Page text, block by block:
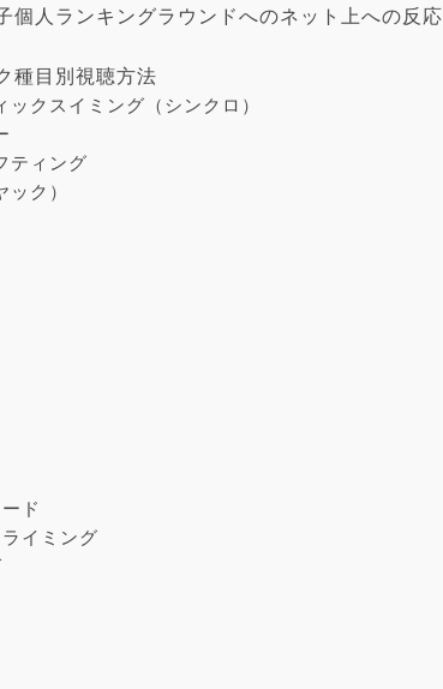
個人ランキングラウンドへのネット上への反応
種目別視聴方法
ックスイミング（シンクロ）
ティング
ック）
ド
イミング